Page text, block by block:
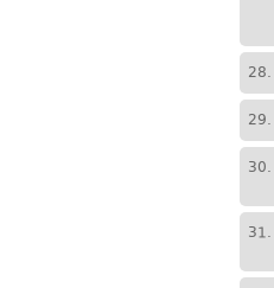
28.
29.
30.
31.